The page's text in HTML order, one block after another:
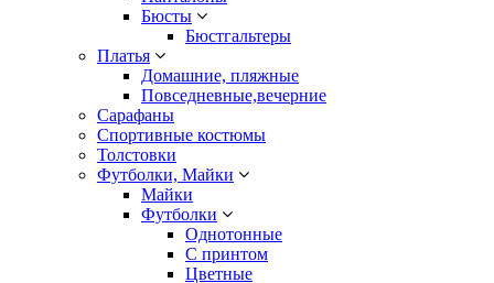
Бюсты
Бюстгальтеры
Платья
Домашние, пляжные
Повседневные,вечерние
Сарафаны
Спортивные костюмы
Толстовки
Футболки, Майки
Майки
Футболки
Однотонные
С принтом
Цветные